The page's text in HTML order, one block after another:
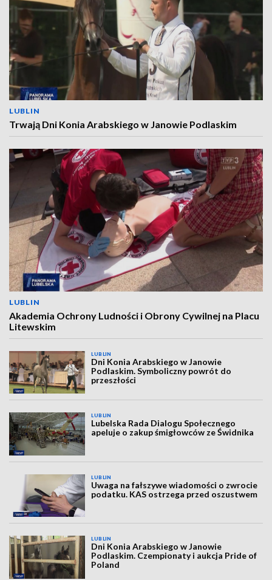
LUBLIN
Trwają Dni Konia Arabskiego w Janowie Podlaskim
LUBLIN
Akademia Ochrony Ludności i Obrony Cywilnej na Placu
Litewskim
LUBLIN
Dni Konia Arabskiego w Janowie
Podlaskim. Symboliczny powrót do
przeszłości
LUBLIN
Lubelska Rada Dialogu Społecznego
apeluje o zakup śmigłowców ze Świdnika
LUBLIN
Uwaga na fałszywe wiadomości o zwrocie
podatku. KAS ostrzega przed oszustwem
LUBLIN
Dni Konia Arabskiego w Janowie
Podlaskim. Czempionaty i aukcja Pride of
Poland